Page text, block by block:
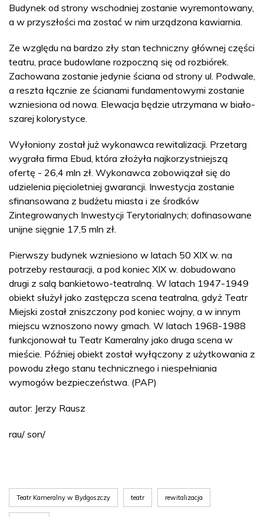
Budynek od strony wschodniej zostanie wyremontowany,
a w przyszłości ma zostać w nim urządzona kawiarnia.
Ze względu na bardzo zły stan techniczny głównej części
teatru, prace budowlane rozpoczną się od rozbiórek.
Zachowana zostanie jedynie ściana od strony ul. Podwale,
a reszta łącznie ze ścianami fundamentowymi zostanie
wzniesiona od nowa. Elewacja będzie utrzymana w biało-
szarej kolorystyce.
Wyłoniony został już wykonawca rewitalizacji. Przetarg
wygrała firma Ebud, która złożyła najkorzystniejszą
ofertę - 26,4 mln zł. Wykonawca zobowiązał się do
udzielenia pięcioletniej gwarancji. Inwestycja zostanie
sfinansowana z budżetu miasta i ze środków
Zintegrowanych Inwestycji Terytorialnych; dofinasowane
unijne sięgnie 17,5 mln zł.
Pierwszy budynek wzniesiono w latach 50 XIX w. na
potrzeby restauracji, a pod koniec XIX w. dobudowano
drugi z salą bankietowo-teatralną. W latach 1947-1949
obiekt służył jako zastępcza scena teatralna, gdyż Teatr
Miejski został zniszczony pod koniec wojny, a w innym
miejscu wznoszono nowy gmach. W latach 1968-1988
funkcjonował tu Teatr Kameralny jako druga scena w
mieście. Później obiekt został wyłączony z użytkowania z
powodu złego stanu technicznego i niespełniania
wymogów bezpieczeństwa. (PAP)
autor: Jerzy Rausz
rau/ son/
Teatr Kameralny w Bydgoszczy teatr rewitalizacja